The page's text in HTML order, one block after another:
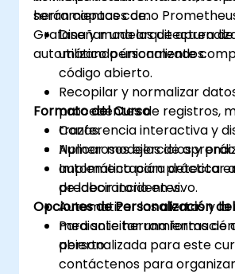
herramientas como
Grafana y modelos de
automático personalizados.
serán capaces de:
Diseñar una arquitectura
utilizando únicamente
código abierto.
Recopilar y normalizar
procedentes de registros,
trazas.
Aplicar modelos de
automático para detectar
predecir incidentes.
Automatizar las alertas y la
mediante herramientas de
abierto.
Formato del Curso
Conferencia interactiva y
Numerosos ejercicios y
Implementación práctica
de laboratorio en vivo.
Opciones de Personalización
Para solicitar una formación
personalizada para este
contáctenos para